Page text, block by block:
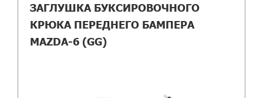
ЗАГЛУШКА БУКСИРОВОЧНОГО
КРЮКА ПЕРЕДНЕГО БАМПЕРА
MAZDA-6 (GG)